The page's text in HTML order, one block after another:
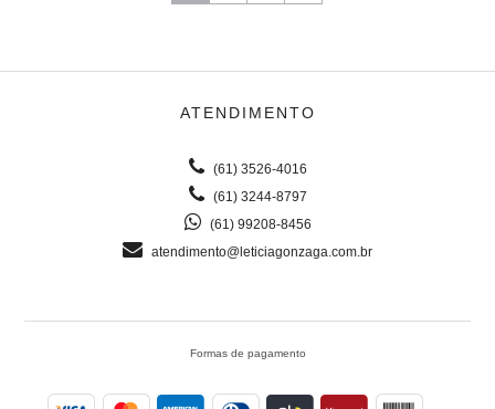
ATENDIMENTO
(61) 3526-4016
(61) 3244-8797
(61) 99208-8456
atendimento@leticiagonzaga.com.br
Formas de pagamento